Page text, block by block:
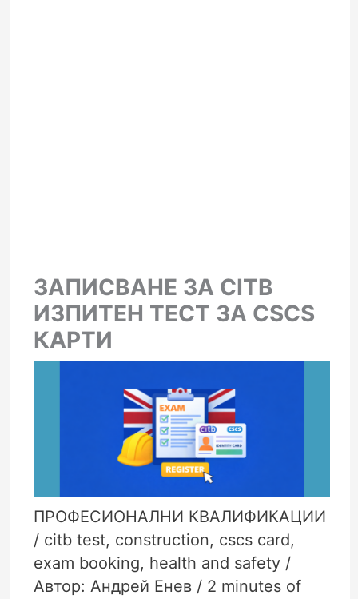
ЗАПИСВАНЕ ЗА CITB
ИЗПИТЕН ТЕСТ ЗА CSCS
КАРТИ
ПРОФЕСИОНАЛНИ КВАЛИФИКАЦИИ
/ citb test, construction, cscs card,
exam booking, health and safety/
Автор: Андрей Енев / 2 minutes of